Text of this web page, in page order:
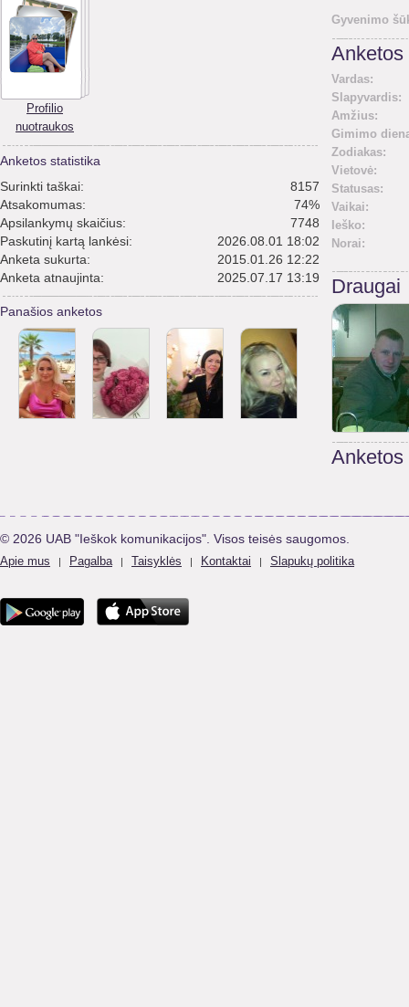
Profilio
nuotraukos
Anketos statistika
Surinkti taškai:
8157
Atsakomumas:
74%
Apsilankymų skaičius:
7748
Paskutinį kartą lankėsi:
2026.08.01 18:02
Anketa sukurta:
2015.01.26 12:22
Anketa atnaujinta:
2025.07.17 13:19
Panašios anketos
Gyvenimo
Anketos
Vardas:
Slapyvardis:
Amžius:
Gimimo
Zodiakas:
Vietovė:
Statusas:
Vaikai:
Ieško:
Norai:
Draugai
Anketos
© 2026 UAB "Ieškok komunikacijos". Visos teisės saugomos.
Apie mus | Pagalba | Taisyklės | Kontaktai | Slapukų politika